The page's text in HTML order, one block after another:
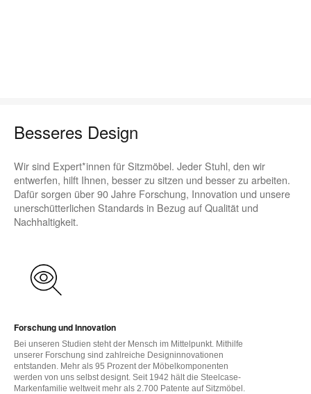
Besseres Design
Wir sind Expert*innen für Sitzmöbel. Jeder Stuhl, den wir
entwerfen, hilft Ihnen, besser zu sitzen und besser zu arbeiten.
Dafür sorgen über 90 Jahre Forschung, Innovation und unsere
unerschütterlichen Standards in Bezug auf Qualität und
Nachhaltigkeit.
Forschung und Innovation
Bei unseren Studien steht der Mensch im Mittelpunkt. Mithilfe
unserer Forschung sind zahlreiche Designinnovationen
entstanden. Mehr als 95 Prozent der Möbelkomponenten
werden von uns selbst designt. Seit 1942 hält die Steelcase-
Markenfamilie weltweit mehr als 2.700 Patente auf Sitzmöbel.